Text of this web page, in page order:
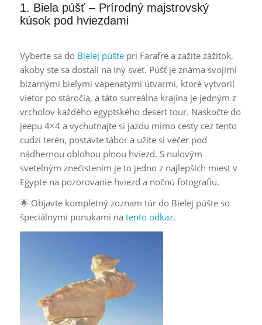
1. Biela púšť – Prírodný majstrovský
kúsok pod hviezdami
Vyberte sa do Bielej púštepri Farafre a zažite zážitok,
akoby ste sa dostali na iný svet. Púšť je známa svojimi
bizarnými bielymi vápenatými útvarmi, ktoré vytvoril
vietor po stáročia, a táto surreálna krajina je jedným z
vrcholov každého egyptského desert tour. Naskočte do
jeepu 4×4 a vychutnajte si jazdu mimo cesty cez tento
cudzí terén, postavte tábor a užite si večer pod
nádhernou oblohou plnou hviezd. S nulovým
svetelným znečistením je to jedno z najlepších miest v
Egypte na pozorovanie hviezd a nočnú fotografiu.
🌟 Objavte kompletný zoznam túr do Bielej púšte so
špeciálnymi ponukami na tento odkaz.